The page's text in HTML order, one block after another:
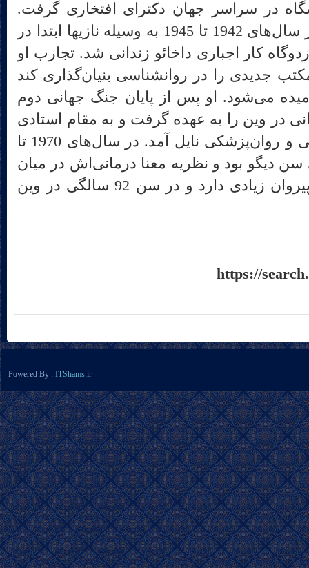
او از 120 دانشگاه در سراسر جهان دکترای افتخاری گرفت.
فرانکل به علت یهودی بودن در سال‌های 1942 تا 1945 به وسیله نازیها ابتدا در
کار اجباری داخائو زندانی شد. تجارب او
جدیدی را در روانشناسی بنیان‌گذاری کند
می‌شود. او پس از پایان جنگ جهانی دوم
در وین را به عهده گرفت و به مقام استادی
دانشگاه در رشتهٔ عصب‌شناسی و روان‌پزشکی نایل آمد. در سال‌های 1970 تا
سن دیگو بود و نظریه معنا درمانی‌اش در میان
روان‌شناسان و روان‌پزشکان پیروان زیادی دارد و در سن 92 سالگی در وین
https://
Powered By : ITShams.ir